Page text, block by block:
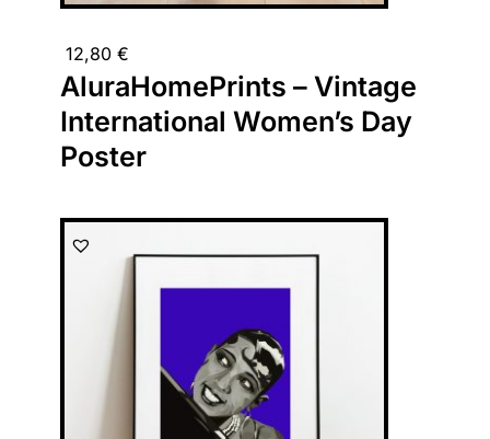
12,80 €
AluraHomePrints – Vintage
International Women’s Day
Poster